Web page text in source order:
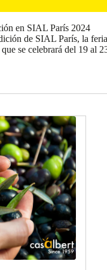
en SIAL París 2024
de SIAL París, la
se celebrará del 19 al